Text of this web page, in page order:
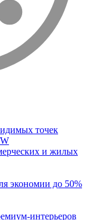
точек
и жилых
экономии до 50%
интерьеров